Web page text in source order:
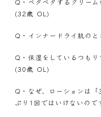
Q・ ベタベタするクリー
(32歳 OL)
Q・ インナードライ肌の
Q・ 保湿をしているつもり
(30歳 OL)
Q・ なぜ、ローションは
ぷり1回ではいけないの